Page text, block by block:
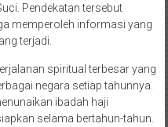
Pendekatan tersebut
memperoleh informasi yang
terjadi.
spiritual terbesar yang
negara setiap tahunnya.
ibadah haji
selama bertahun-tahun.